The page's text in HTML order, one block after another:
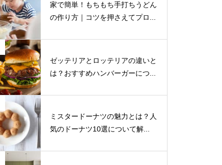
家で簡単！もちもち手打ちうどん
の作り方｜コツを押さえてプロ...
ゼッテリアとロッテリアの違いと
は？おすすめハンバーガーにつ...
ミスタードーナツの魅力とは？人
気のドーナツ10選について解...